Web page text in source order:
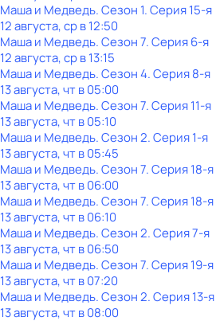
Маша и Медведь. Сезон 1. Серия 15-я
12 августа, ср в 12:50
Маша и Медведь. Сезон 7. Серия 6-я
12 августа, ср в 13:15
Маша и Медведь. Сезон 4. Серия 8-я
13 августа, чт в 05:00
Маша и Медведь. Сезон 7. Серия 11-я
13 августа, чт в 05:10
Маша и Медведь. Сезон 2. Серия 1-я
13 августа, чт в 05:45
Маша и Медведь. Сезон 7. Серия 18-я
13 августа, чт в 06:00
Маша и Медведь. Сезон 7. Серия 18-я
13 августа, чт в 06:10
Маша и Медведь. Сезон 2. Серия 7-я
13 августа, чт в 06:50
Маша и Медведь. Сезон 7. Серия 19-я
13 августа, чт в 07:20
Маша и Медведь. Сезон 2. Серия 13-я
13 августа, чт в 08:00